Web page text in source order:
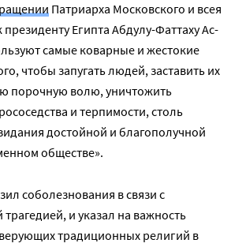
Патриарха Московского и всея
президенту Египта Абдулу-Фаттаху Ас-
самые коварные и жестокие
чтобы запугать людей, заставить их
порочную волю, уничтожить
и терпимости, столь
достойной и благополучной
обществе».
соболезнования в связи с
и указал на важность
традиционных религий в